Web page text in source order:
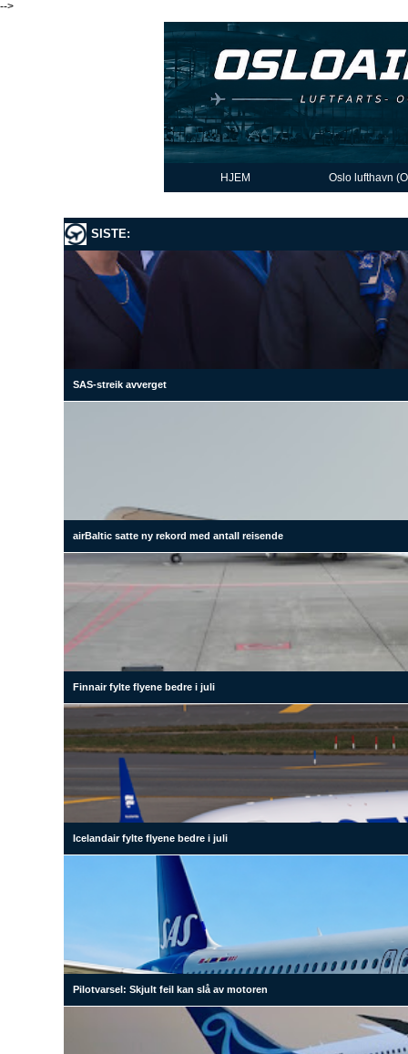
-->
HJEM Oslo lufthavn
SISTE:
SAS-streik avverget
airBaltic satte ny rekord med antall reisende
Finnair fylte flyene bedre i juli
Icelandair fylte flyene bedre i juli
Pilotvarsel: Skjult feil kan slå av motoren